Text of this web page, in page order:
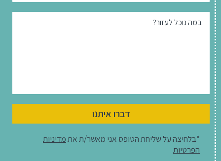
במה נוכל לעזור?
דברו איתנו
*בלחיצה על שליחת הטופס אני מאשר/ת אתמדיניות
הפרטיות